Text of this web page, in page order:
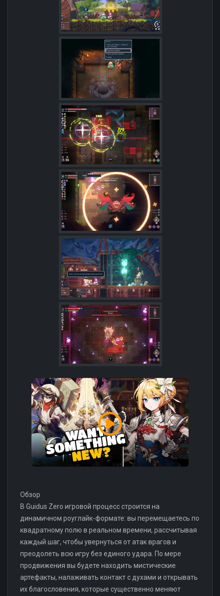
Обзор
В Guidus Zero игровой процесс строится на
динамичном роуглайк-формате: вы перемещаетесь по
квадратному полю в реальном времени, рассчитывая
каждый шаг, чтобы увернуться от атак врагов и
преодолеть всю игру без единого удара. По мере
продвижения вы будете находить мистические
артефакты, налаживать контакт с духами и открывать
их благословения, которые существенно меняют